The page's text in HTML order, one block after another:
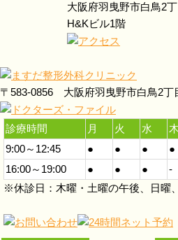
大阪府羽曳野市白鳥2
H&Kビル1階
〒583-0856 大阪府羽曳野市白鳥2
診療時間 月 火 水 木
9:00～12:45
● ● ● ●
16:00～19:00
● ● ● -
※休診日：木曜・土曜の午後、日曜